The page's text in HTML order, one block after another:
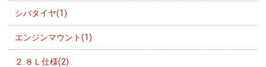
シバタイヤ(1)
エンジンマウント(1)
２.８Ｌ仕様(2)